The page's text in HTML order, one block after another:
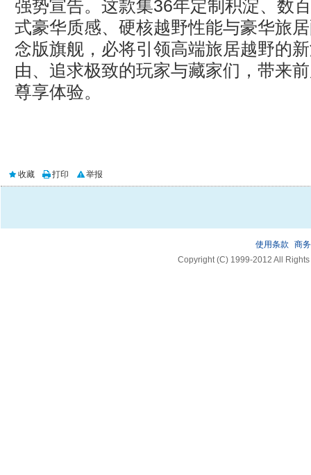
强势宣告。这款集36年定制积淀、数
式豪华质感、硬核越野性能与豪华旅
念版旗舰，必将引领高端旅居越野的
由、追求极致的玩家与藏家们，带来
尊享体验。
收藏 打印 举报
使用条款
商
Copyright (C) 1999-2012 All